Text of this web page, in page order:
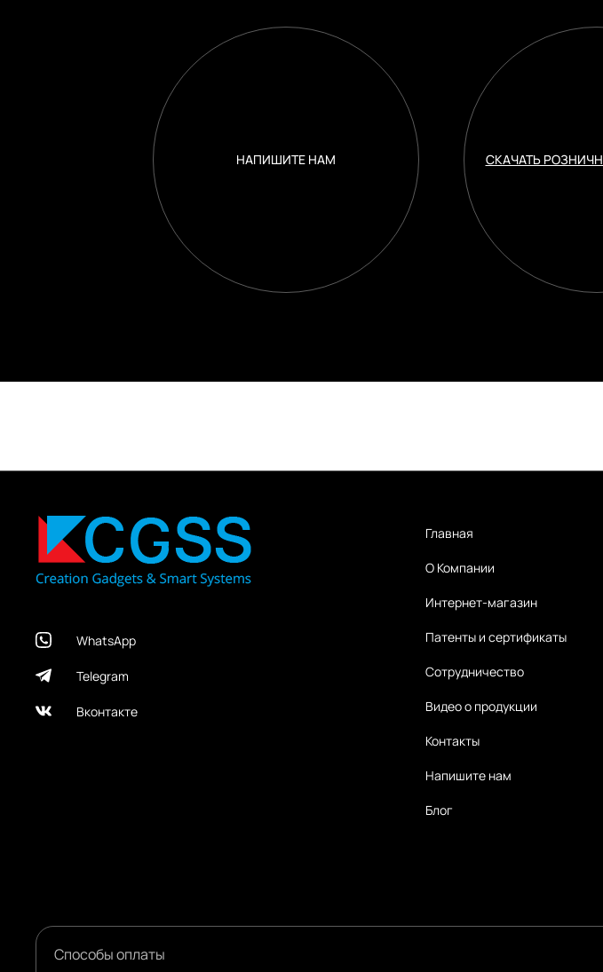
НАПИШИТЕ НАМ СКАЧАТЬ
WhatsApp
Telegram
Вконтакте
Главная
О Компании
Интернет-магазин
Патенты и сертификаты
Сотрудничество
Видео о продукции
Контакты
Напишите нам
Блог
Способы оплаты